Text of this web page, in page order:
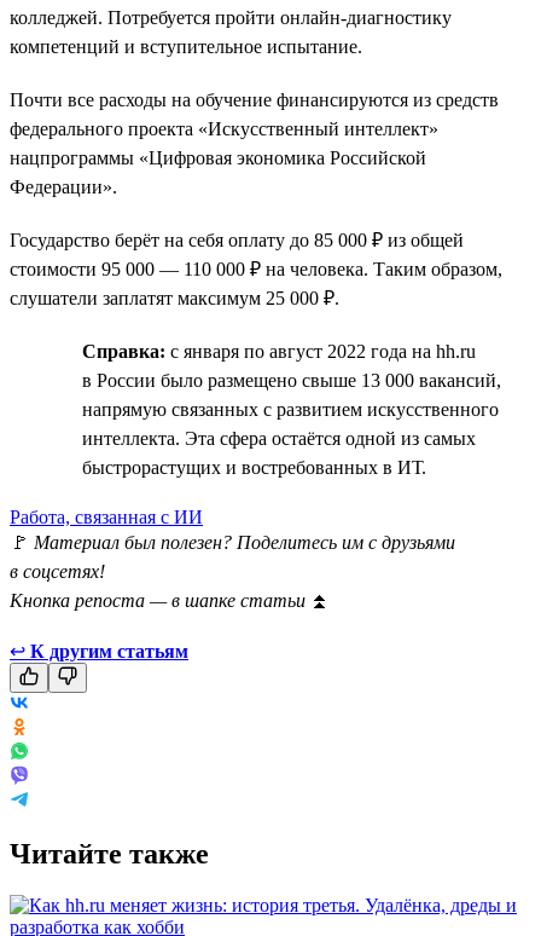
колледжей. Потребуется пройти онлайн-диагностику
компетенций и вступительное испытание.
Почти все расходы на обучение финансируются из средств
федерального проекта «Искусственный интеллект»
нацпрограммы «Цифровая экономика Российской
Федерации».
Государство берёт на себя оплату до 85 000 ₽ из общей
стоимости 95 000 — 110 000 ₽ на человека. Таким образом,
слушатели заплатят максимум 25 000 ₽.
Справка: с января по август 2022 года на hh.ru
в России было размещено свыше 13 000 вакансий,
напрямую связанных с развитием искусственного
интеллекта. Эта сфера остаётся одной из самых
быстрорастущих и востребованных в ИТ.
Работа, связанная с ИИ
🚩 Материал был полезен? Поделитесь им с друзьями
в соцсетях!
Кнопка репоста — в шапке статьи ⏫
↩ К другим статьям
Читайте также